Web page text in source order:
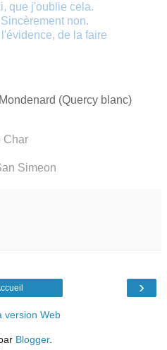
que j'oublie cela.
non.
de la faire
(Quercy blanc)
Char
Simeon
›
version Web
Blogger.